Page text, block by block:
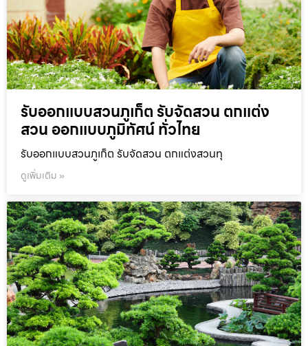
รับออกแบบสวนภูเก็ต รับจัดสวน ตกแต่ง
สวน ออกแบบภูมิทัศน์ ทั่วไทย
รับออกแบบสวนภูเก็ต รับจัดสวน ตกแต่งสวนทุ
ดูเพิ่มเติม »